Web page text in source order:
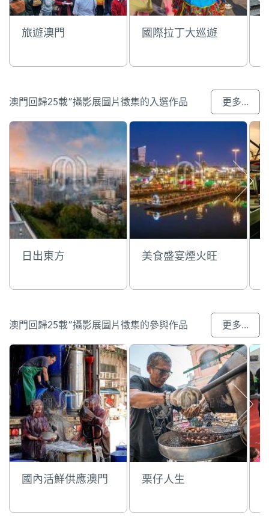
旅遊澳門 國際拉丁大巡遊
澳門回歸25載”攝影展圖片徵集的入選作品 更多...
日出東方 美食盛宴煙火旺
澳門回歸25載”攝影展圖片徵集的參與作品 更多...
國內活鮮供應澳門 栗仔人生